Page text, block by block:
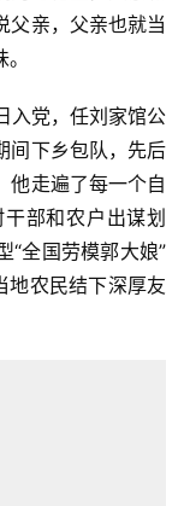
父亲，父亲也就当
入党，任刘家馆公
间下乡包队，先后
他走遍了每一个自
部和农户出谋划
“全国劳模郭大娘”
地农民结下深厚友